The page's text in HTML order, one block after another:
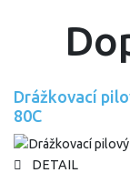
Drážkovací
80C
DETAIL